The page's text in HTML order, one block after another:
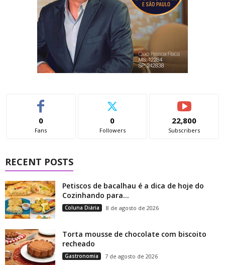
0
Fans
0
Followers
22,800
Subscribers
RECENT POSTS
Petiscos de bacalhau é a dica de hoje do
Cozinhando para...
Coluna Diária 8 de agosto de 2026
Torta mousse de chocolate com biscoito
recheado
Gastronomia 7 de agosto de 2026